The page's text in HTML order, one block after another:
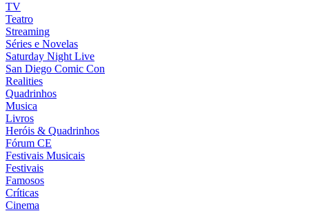
TV
Teatro
Streaming
Séries e Novelas
Saturday Night Live
San Diego Comic Con
Realities
Quadrinhos
Musica
Livros
Heróis & Quadrinhos
Fórum CE
Festivais Musicais
Festivais
Famosos
Críticas
Cinema